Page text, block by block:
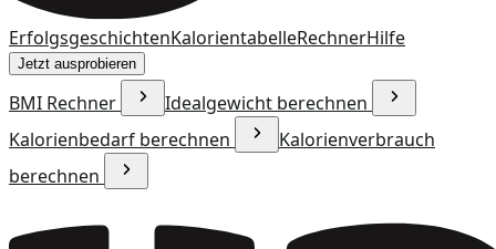
ErfolgsgeschichtenKalorientabelleRechnerHilfe
Jetzt ausprobieren
BMI Rechner
Idealgewicht berechnen
Kalorienbedarf berechnen
Kalorienverbrauch
berechnen